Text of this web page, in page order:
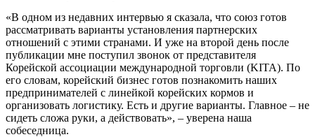
«В одном из недавних интервью я сказала, что союз готов
рассматри­вать варианты установления партнер­ских
отношений с этими странами. И уже на второй день после
публикации мне поступил звонок от представителя
Корейской ассоциации международ­ной торговли (KITA). По
его словам, корейский бизнес готов познакомить наших
предпринимателей с линейкой корейских кормов и
организовать ло­гистику. Есть и другие варианты. Глав­ное – не
сидеть сложа руки, а действо­вать», – уверена наша
собеседница.